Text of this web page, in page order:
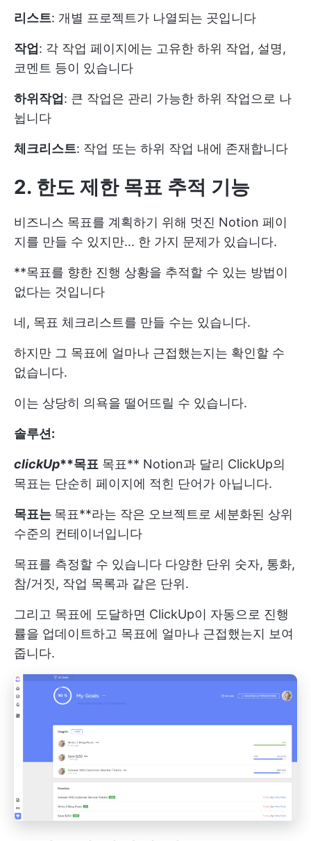
리스트: 개별 프로젝트가 나열되는 곳입니다
작업 : 각 작업 페이지에는 고유한 하위 작업, 설명,
코멘트 등이 있습니다
하위작업 : 큰 작업은 관리 가능한 하위 작업으로 나
뉩니다
체크리스트: 작업 또는 하위 작업 내에 존재합니다
2. 한도 제한 목표 추적 기능
비즈니스 목표를 계획하기 위해 멋진 Notion 페이
지를 만들 수 있지만... 한 가지 문제가 있습니다.
**목표를 향한 진행 상황을 추적할 수 있는 방법이
없다는 것입니다
네, 목표 체크리스트를 만들 수는 있습니다.
하지만 그 목표에 얼마나 근접했는지는 확인할 수
없습니다.
이는 상당히 의욕을 떨어뜨릴 수 있습니다.
솔루션:
clickUp**목표 목표** Notion과 달리 ClickUp의
목표는 단순히 페이지에 적힌 단어가 아닙니다.
목표는 목표**라는 작은 오브젝트로 세분화된 상위
수준의 컨테이너입니다
목표를 측정할 수 있습니다 다양한 단위 숫자, 통화,
참/거짓, 작업 목록과 같은 단위.
그리고 목표에 도달하면 ClickUp이 자동으로 진행
률을 업데이트하고 목표에 얼마나 근접했는지 보여
줍니다.